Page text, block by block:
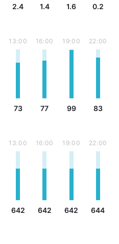
2.4 1.4 1.6 0.2
13:00
73
16:00
77
19:00
99
22:00
83
13:00
642
16:00
642
19:00
642
22:00
644